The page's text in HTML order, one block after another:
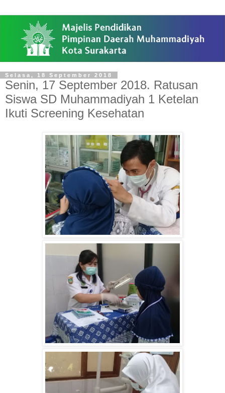
Selasa, 18 September 2018
Senin, 17 September 2018. Ratusan
Siswa SD Muhammadiyah 1 Ketelan
Ikuti Screening Kesehatan